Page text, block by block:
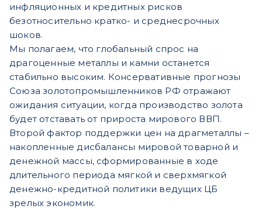
инфляционных и кредитных рисков
безотносительно кратко- и среднесрочных
шоков.
Мы полагаем, что глобальный спрос на
драгоценные металлы и камни останется
стабильно высоким. Консервативные прогнозы
Союза золотопромышленников РФ отражают
ожидания ситуации, когда производство золота
будет отставать от прироста мирового ВВП.
Второй фактор поддержки цен на драгметаллы –
накопленные дисбалансы мировой товарной и
денежной массы, сформированные в ходе
длительного периода мягкой и сверхмягкой
денежно-кредитной политики ведущих ЦБ
зрелых экономик.